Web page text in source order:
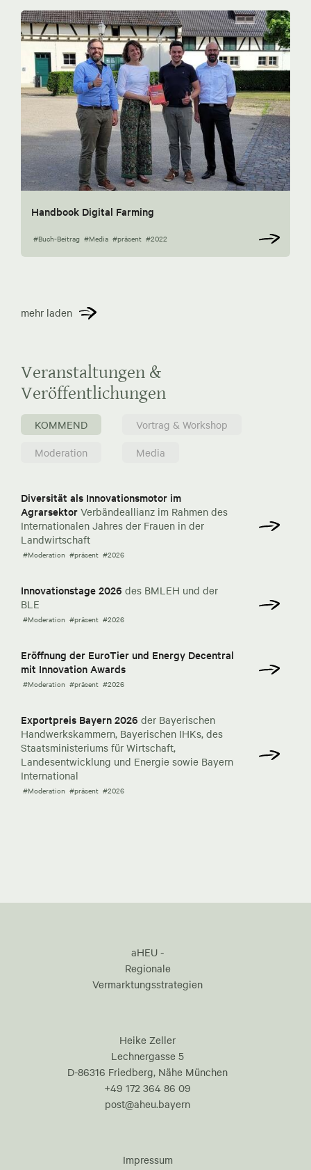
Handbook Digital Farming
#Buch-Beitrag #Media #präsent #2022
mehr laden
Veranstaltungen &
Veröffentlichungen
KOMMEND
Vortrag & Workshop
Moderation
Media
Diversität als Innovationsmotor im
Agrarsektor Verbändeallianz im Rahmen des
Internationalen Jahres der Frauen in der
Landwirtschaft
#Moderation #präsent #2026
Innovationstage 2026 des BMLEH und der
BLE
#Moderation #präsent #2026
Eröffnung der EuroTier und Energy Decentral
mit Innovation Awards
#Moderation #präsent #2026
Exportpreis Bayern 2026 der Bayerischen
Handwerkskammern, Bayerischen IHKs, des
Staatsministeriums für Wirtschaft,
Landesentwicklung und Energie sowie Bayern
International
#Moderation #präsent #2026
aHEU -
Regionale
Vermarktungsstrategien
Heike Zeller
Lechnergasse 5
D-86316 Friedberg, Nähe München
+49 172 364 86 09
post@aheu.bayern
Impressum